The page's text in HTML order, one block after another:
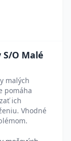
O Malé
malých
pomáha
ich
Vhodné